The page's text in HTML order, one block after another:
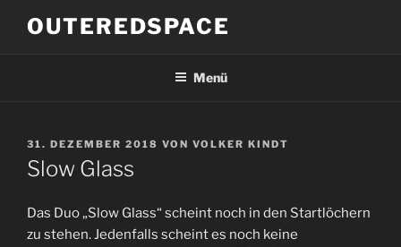
InhaltOUTEREDSPACE
Menü
VERÖFFENTLICHT
AM
31. DEZEMBER 2018 VON VOLKER KINDT
Slow Glass
Das Duo „Slow Glass“ scheint noch in den Startlöchern
zu stehen. Jedenfalls scheint es noch keine